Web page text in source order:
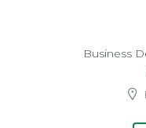
Business